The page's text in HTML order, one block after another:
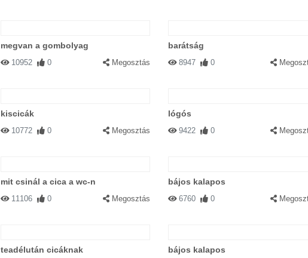
megvan a gombolyag
10952 0 Megosztás
barátság
8947 0
kiscicák
10772 0 Megosztás
lógós
9422 0
mit csinál a cica a wc-n
11106 0 Megosztás
bájos kalapos
6760 0
teadélután cicáknak bájos kalapos